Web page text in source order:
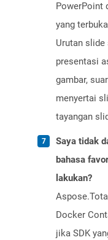
PowerPoint
yang
Urutan
presentasi
gambar,
menyertai
tayangan
Saya tidak
bahasa
lakukan?
Docker
jika SDK